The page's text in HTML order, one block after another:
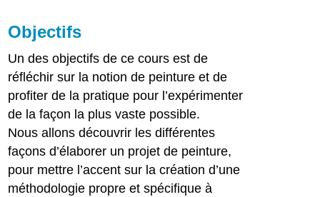
Objectifs
Un des objectifs de ce cours est de
réfléchir sur la notion de peinture et de
profiter de la pratique pour l’expérimenter
de la façon la plus vaste possible.
Nous allons découvrir les différentes
façons d’élaborer un projet de peinture,
pour mettre l’accent sur la création d’une
méthodologie propre et spécifique à